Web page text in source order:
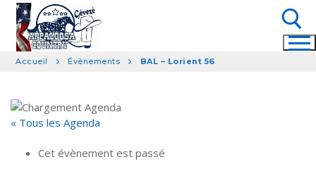
Aller
contenu
Accueil Évènements BAL – Lorient 56
« Tous les Agenda
Cet évènement est passé